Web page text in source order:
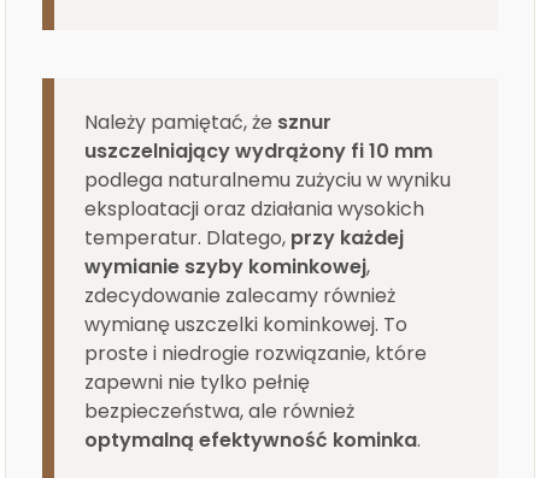
Należy pamiętać, że sznur
uszczelniający wydrążony fi 10 mm
podlega naturalnemu zużyciu w wyniku
eksploatacji oraz działania wysokich
temperatur. Dlatego, przy każdej
wymianie szyby kominkowej,
zdecydowanie zalecamy również
wymianę uszczelki kominkowej. To
proste i niedrogie rozwiązanie, które
zapewni nie tylko pełnię
bezpieczeństwa, ale również
optymalną efektywność kominka.